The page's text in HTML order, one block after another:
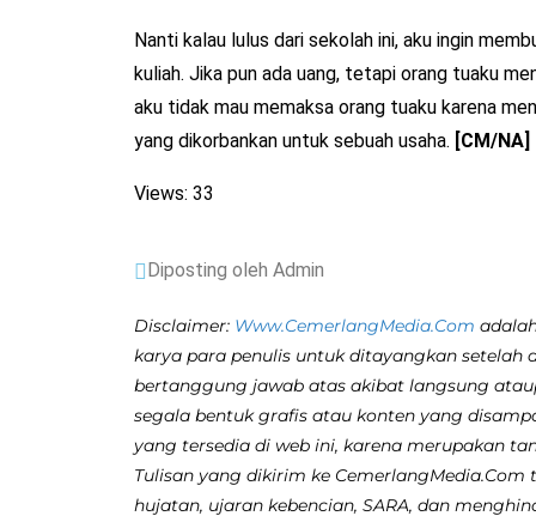
Nanti kalau lulus dari sekolah ini, aku ingin
kuliah. Jika pun ada uang, tetapi orang tuaku
aku tidak mau memaksa orang tuaku karena
yang dikorbankan untuk sebuah usaha. [CM/NA]
Views: 33
Diposting oleh Admin
Disclaimer: Www.CemerlangMedia.Com
karya para penulis untuk ditayangkan setelah
bertanggung jawab atas akibat langsung
segala bentuk grafis atau konten yang
yang tersedia di web ini, karena merupakan
Tulisan yang dikirim ke
hujatan, ujaran kebencian, SARA, dan